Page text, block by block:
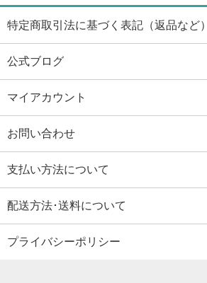
特定商取引法に基づく表記（返品など）
公式ブログ
マイアカウント
お問い合わせ
支払い方法について
配送方法･送料について
プライバシーポリシー